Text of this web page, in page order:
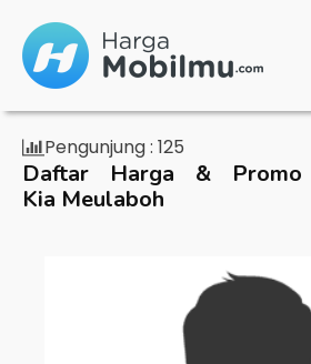
Pengunjung : 125
Daftar Harga &
Kia Meulaboh